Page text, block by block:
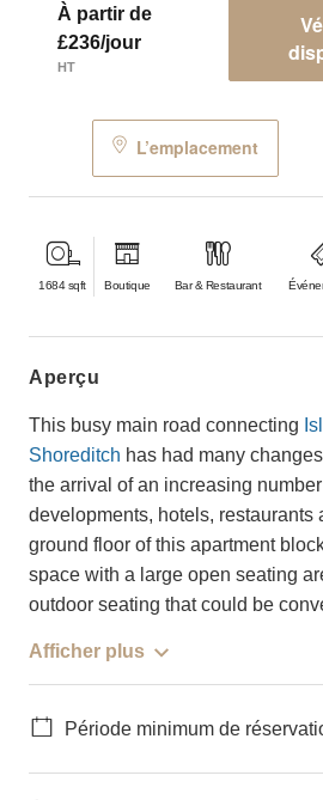
À partir de
£236/jour
HT
L’emplacement
1684 sqft Boutique Bar & Restaurant
aperçu
This busy main road connecting
Shoreditch has had many
the arrival of an increasing
developments, hotels, restaurants
ground floor of this apartment
space with a large open seating
outdoor seating that could be
Afficher plus
Période minimum de